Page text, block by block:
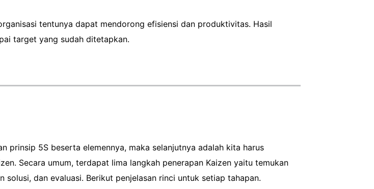
tentunya dapat mendorong efisiensi dan produktivitas. Hasil
target yang sudah ditetapkan.
prinsip 5S beserta elemennya, maka selanjutnya adalah kita harus
Secara umum, terdapat lima langkah penerapan Kaizen yaitu temukan
dan evaluasi. Berikut penjelasan rinci untuk setiap tahapan.